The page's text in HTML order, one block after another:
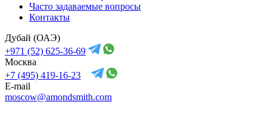
Часто задаваемые вопросы
Контакты
Дубай (ОАЭ)
+971 (52) 625-36-69
Москва
+7 (495) 419-16-23
E-mail
moscow@amondsmith.com